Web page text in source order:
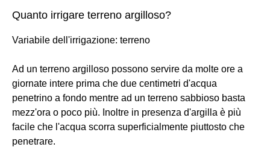
Quanto irrigare terreno argilloso?
Variabile dell'irrigazione: terreno
Ad un terreno argilloso possono servire da molte ore a
giornate intere prima che due centimetri d'acqua
penetrino a fondo mentre ad un terreno sabbioso basta
mezz'ora o poco più. Inoltre in presenza d'argilla è più
facile che l'acqua scorra superficialmente piuttosto che
penetrare.